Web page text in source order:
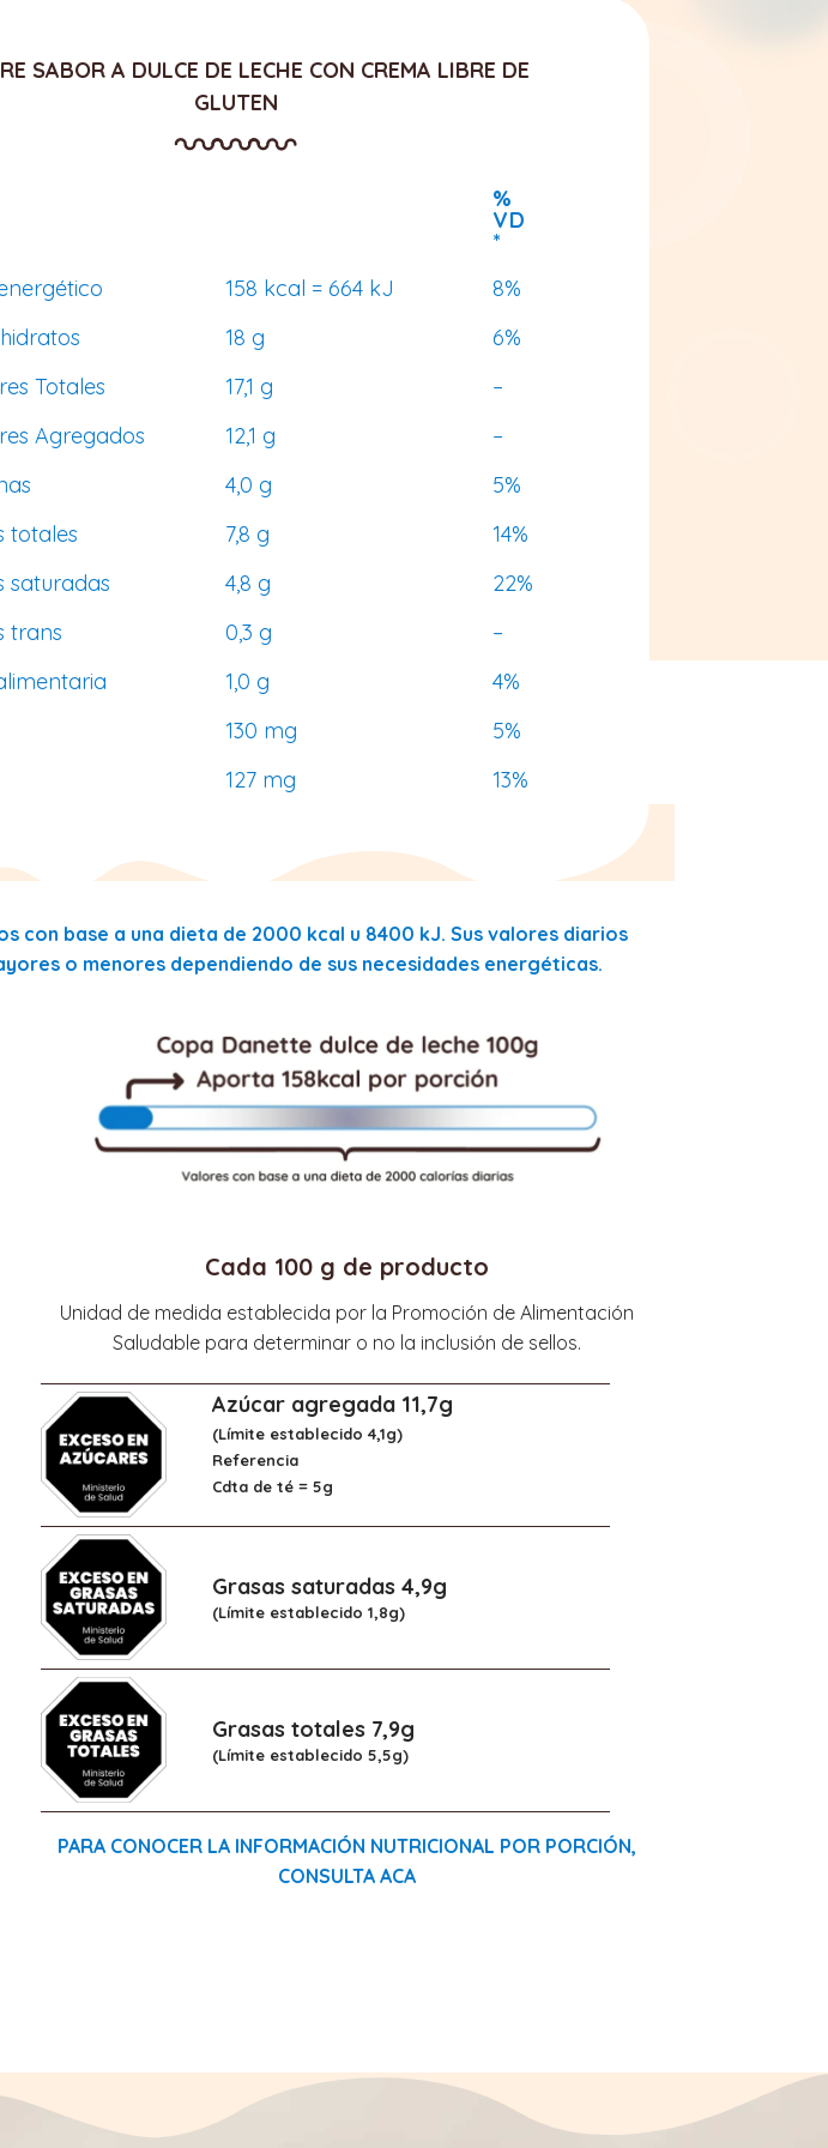
SABOR A DULCE DE LECHE CON CREMA LIBRE DE
GLUTEN
%
VD
*
158 kcal = 664 kJ
8%
18 g
6%
Totales
17,1 g
–
Agregados
12,1 g
–
4,0 g
5%
totales
7,8 g
14%
saturadas
4,8 g
22%
trans
0,3 g
–
1,0 g
4%
130 mg
5%
127 mg 13%
con base a una dieta de 2000 kcal u 8400 kJ. Sus valores diarios
o menores dependiendo de sus necesidades energéticas.
Cada 100 g de producto
Unidad de medida establecida por la Promoción de Alimentación
Saludable para determinar o no la inclusión de sellos.
Azúcar agregada 11,7g
(Límite establecido 4,1g)
Referencia
Cdta de té = 5g
Grasas saturadas 4,9g
(Límite establecido 1,8g)
Grasas totales 7,9g
(Límite establecido 5,5g)
PARA CONOCER LA INFORMACIÓN NUTRICIONAL POR PORCIÓN,
CONSULTA ACA